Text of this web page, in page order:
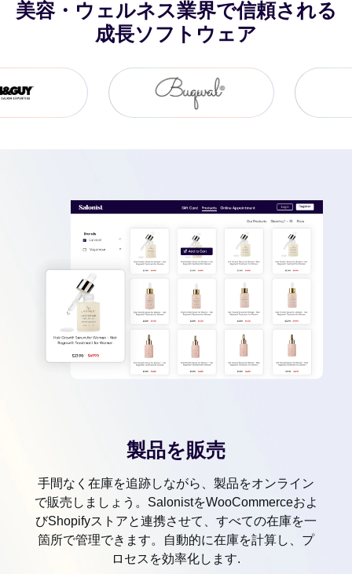
美容・ウェルネス業界で信頼される
成長ソフトウェア
製品を販売
手間なく在庫を追跡しながら、製品をオンライン
で販売しましょう。SalonistをWooCommerceおよ
びShopifyストアと連携させて、すべての在庫を一
箇所で管理できます。自動的に在庫を計算し、プ
ロセスを効率化します.